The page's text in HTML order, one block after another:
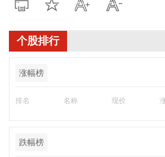
个股排行
涨幅榜
排名 名称 现价
跌幅榜